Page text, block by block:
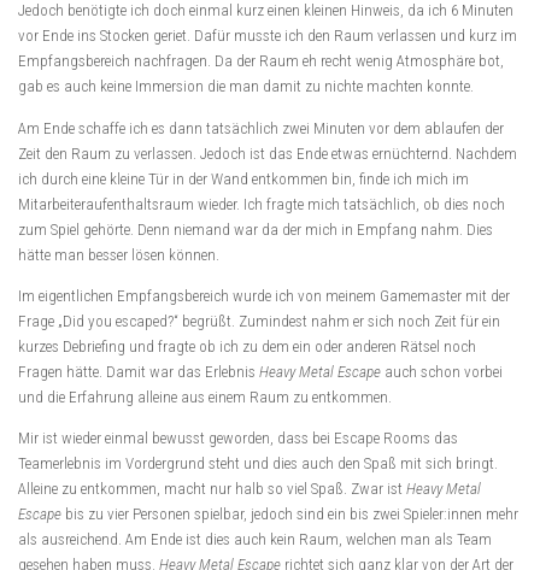
Jedoch benötigte ich doch einmal kurz einen kleinen Hinweis, da ich 6 Minuten
vor Ende ins Stocken geriet. Dafür musste ich den Raum verlassen und kurz im
Empfangsbereich nachfragen. Da der Raum eh recht wenig Atmosphäre bot,
gab es auch keine Immersion die man damit zu nichte machten konnte.
Am Ende schaffe ich es dann tatsächlich zwei Minuten vor dem ablaufen der
Zeit den Raum zu verlassen. Jedoch ist das Ende etwas ernüchternd. Nachdem
ich durch eine kleine Tür in der Wand entkommen bin, finde ich mich im
Mitarbeiteraufenthaltsraum wieder. Ich fragte mich tatsächlich, ob dies noch
zum Spiel gehörte. Denn niemand war da der mich in Empfang nahm. Dies
hätte man besser lösen können.
Im eigentlichen Empfangsbereich wurde ich von meinem Gamemaster mit der
Frage „Did you escaped?“ begrüßt. Zumindest nahm er sich noch Zeit für ein
kurzes Debriefing und fragte ob ich zu dem ein oder anderen Rätsel noch
Fragen hätte. Damit war das Erlebnis Heavy Metal Escape auch schon vorbei
und die Erfahrung alleine aus einem Raum zu entkommen.
Mir ist wieder einmal bewusst geworden, dass bei Escape Rooms das
Teamerlebnis im Vordergrund steht und dies auch den Spaß mit sich bringt.
Alleine zu entkommen, macht nur halb so viel Spaß. Zwar ist Heavy Metal
Escape bis zu vier Personen spielbar, jedoch sind ein bis zwei Spieler:innen mehr
als ausreichend. Am Ende ist dies auch kein Raum, welchen man als Team
gesehen haben muss. Heavy Metal Escape richtet sich ganz klar von der Art der